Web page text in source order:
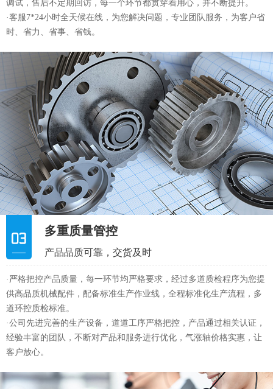
多重质量管控
产品品质可靠，交货及时
·严格把控产品质量，每一环节均严格要求，经过多道质检程序为您提
供高品质机械配件，配备标准生产作业线，全程标准化生产流程，多
道环控质检标准。
·公司先进完善的生产设备，道道工序严格把控，产品通过相关认证，
经验丰富的团队，不断对产品和服务进行优化，气涨轴价格实惠，让